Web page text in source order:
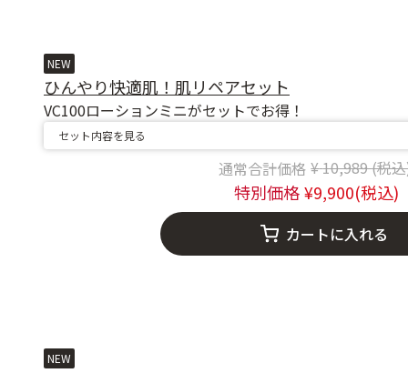
NEW
ひんやり快適肌！肌リペアセット
VC100ローションミニがセットでお得！
セット内容を見る
Price
10,989to
9,900
カートに入れる
NEW